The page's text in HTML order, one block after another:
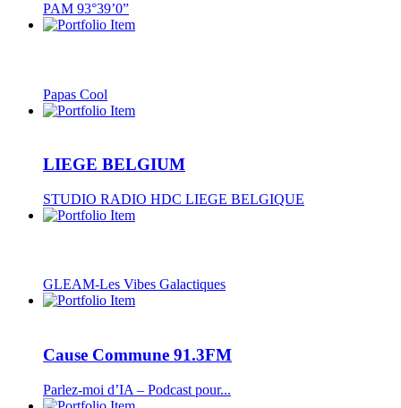
PAM 93°39’0”
Papas Cool
LIEGE BELGIUM
STUDIO RADIO HDC LIEGE BELGIQUE
GLEAM-Les Vibes Galactiques
Cause Commune 91.3FM
Parlez-moi d’IA – Podcast pour...